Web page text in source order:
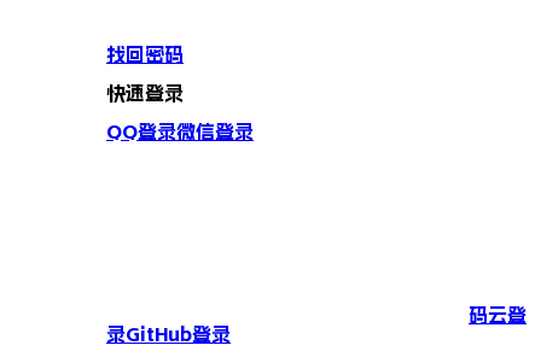
找回密码
快速登录
QQ登录微信登录
码云登
录GitHub登录